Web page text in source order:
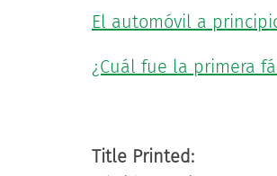
El automóvil a
¿Cuál fue la primera
Title Printed: